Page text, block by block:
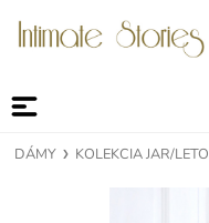
DÁMY KOLEKCIA JAR/LETO